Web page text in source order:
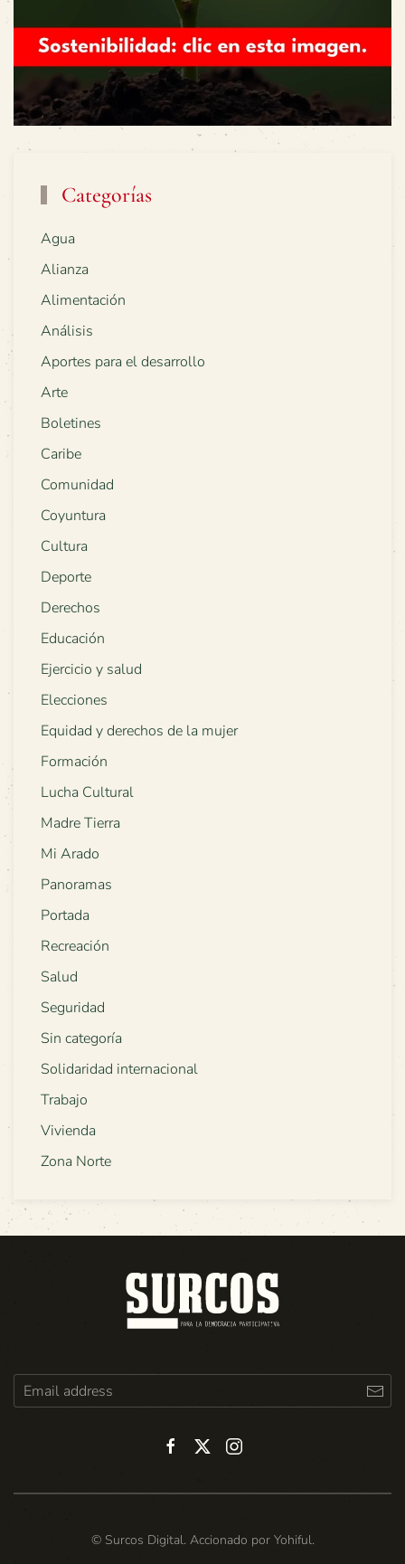
Categorías
Agua
Alianza
Alimentación
Análisis
Aportes para el desarrollo
Arte
Boletines
Caribe
Comunidad
Coyuntura
Cultura
Deporte
Derechos
Educación
Ejercicio y salud
Elecciones
Equidad y derechos de la mujer
Formación
Lucha Cultural
Madre Tierra
Mi Arado
Panoramas
Portada
Recreación
Salud
Seguridad
Sin categoría
Solidaridad internacional
Trabajo
Vivienda
Zona Norte
© Surcos Digital. Accionado por Yohiful.